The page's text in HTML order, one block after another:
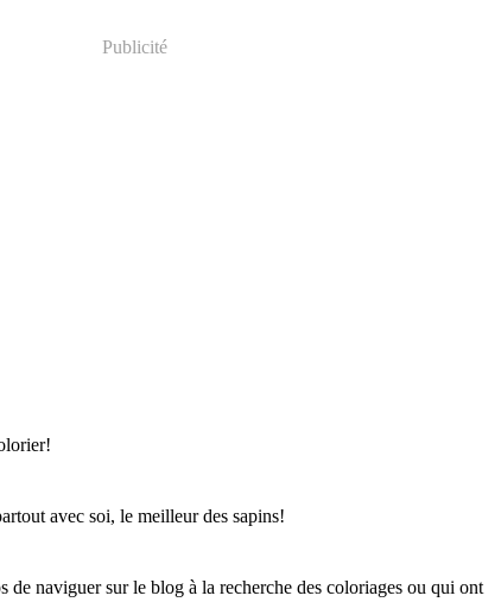
Publicité
avec soi, le meilleur des sapins!
de naviguer sur le blog à la recherche des coloriages ou qui ont